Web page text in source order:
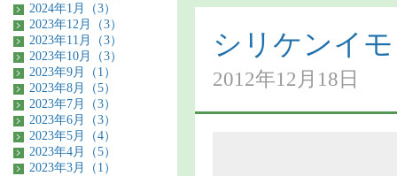
シリケンイ
2012年12月18日
2024年1月（3）
2023年12月（3）
2023年11月（3）
2023年10月（3）
2023年9月（1）
2023年8月（5）
2023年7月（3）
2023年6月（3）
2023年5月（4）
2023年4月（5）
2023年3月（1）